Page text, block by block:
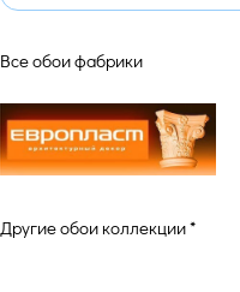
Все обои фабрики
Другие обои коллекции *